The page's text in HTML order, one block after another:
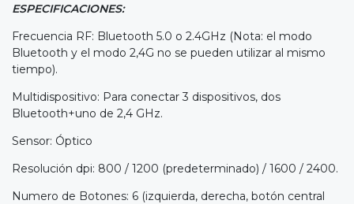
ESPECIFICACIONES:
Frecuencia RF: Bluetooth 5.0 o 2.4GHz (Nota: el modo
Bluetooth y el modo 2,4G no se pueden utilizar al mismo
tiempo).
Multidispositivo: Para conectar 3 dispositivos, dos
Bluetooth+uno de 2,4 GHz.
Sensor: Óptico
Resolución dpi: 800 / 1200 (predeterminado) / 1600 / 2400.
Numero de Botones: 6 (izquierda, derecha, botón central